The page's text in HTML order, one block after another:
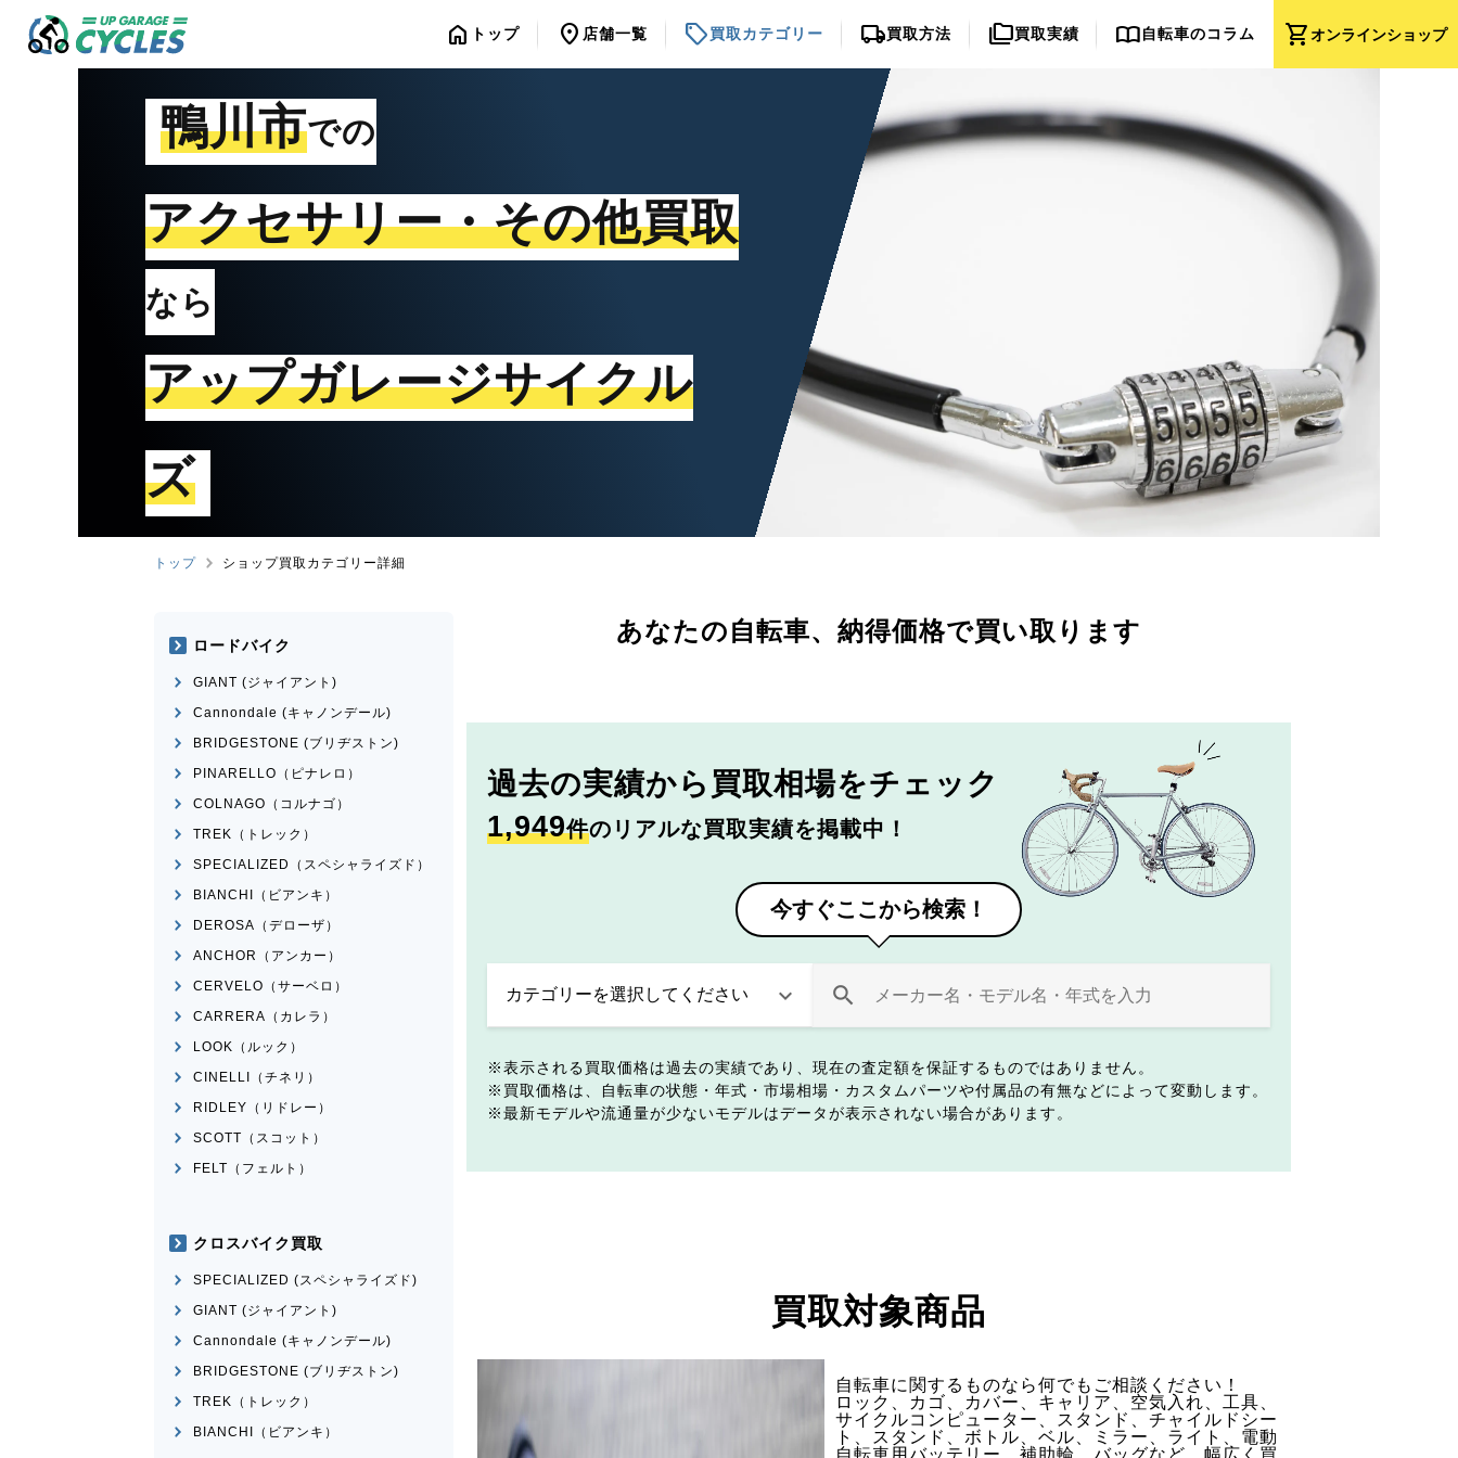
shopping_cartオンラインショップ
home トップ location_on 店舗一覧 sell買取カテゴリー local_shipping買取方法 folder_copy買取実績 import_contacts自転車のコラム
鴨川市での
アクセサリー・その他買取
なら
アップガレージサイクル
ズ
トップ ショップ買取カテゴリー詳細
あなたの自転車、 納得価格で買い取ります
過去の実績から 買取相場をチェック
1,949件のリアルな買取実績を掲載中！
今すぐここから検索！
表示される買取価格は過去の実績であり、現在の査定額を保証するものではありません。
買取価格は、自転車の状態・年式・市場相場・カスタムパーツや付属品の有無などによって変動します。
最新モデルや流通量が少ないモデルはデータが表示されない場合があります。
買取対象商品
自転車に関するものなら何でもご相談ください！
ロック、カゴ、カバー、キャリア、空気入れ、工具、
サイクルコンピューター、スタンド、チャイルドシー
ト、スタンド、ボトル、ベル、ミラー、ライト、電動
自転車用バッテリー、補助輪、バッグなど、幅広く買
ロードバイク
GIANT (ジャイアント)
Cannondale (キャノンデール)
BRIDGESTONE (ブリヂストン)
PINARELLO（ピナレロ）
COLNAGO（コルナゴ）
TREK（トレック）
SPECIALIZED（スペシャライズド）
BIANCHI（ビアンキ）
DEROSA（デローザ）
ANCHOR（アンカー）
CERVELO（サーベロ）
CARRERA（カレラ）
LOOK（ルック）
CINELLI（チネリ）
RIDLEY（リドレー）
SCOTT（スコット）
FELT（フェルト）
クロスバイク買取
SPECIALIZED (スペシャライズド)
GIANT (ジャイアント)
Cannondale (キャノンデール)
BRIDGESTONE (ブリヂストン)
TREK（トレック）
BIANCHI（ビアンキ）